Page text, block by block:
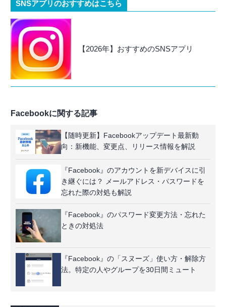
SNSアプリのおすすめはこちら
【2026年】おすすめのSNSアプリ
Facebookに関する記事
【随時更新】Facebookアップデート最新動
向：新機能、変更点、リリース情報を解説
『Facebook』のアカウントを新デバイスに引
き継ぐには？ メールアドレス・パスワードを
忘れた際の対処も解説
『Facebook』のパスワード変更方法・忘れた
ときの対処法
『Facebook』の「スヌーズ」使い方・解除方
法。特定の人やグループを30日間ミュート